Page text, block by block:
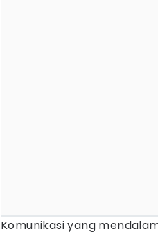
Komunikasi yang